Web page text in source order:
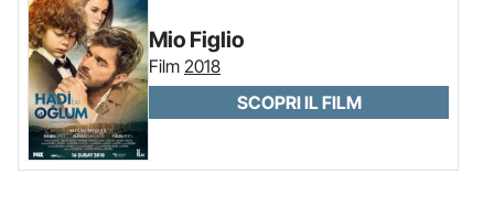
Mio Figlio
Film 2018
SCOPRI IL FILM